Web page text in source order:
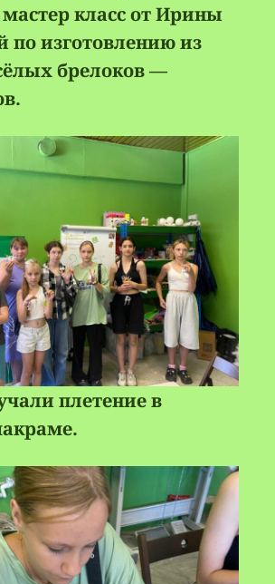
мастер класс от Ирины
по изготовлению из
брелоков —
плетение в